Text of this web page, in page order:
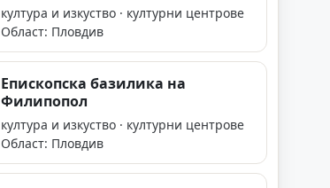
култура и изкуство · културни центрове
Област: Пловдив
Епископска базилика на
Филипопол
култура и изкуство · културни центрове
Област: Пловдив